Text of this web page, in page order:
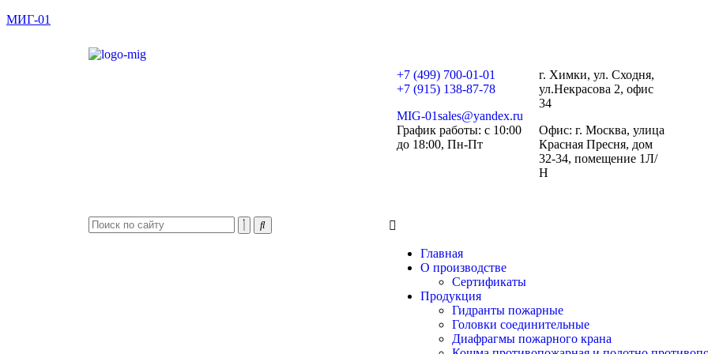
МИГ-01
+7 (499) 700-01-01
+7 (915) 138-87-78
MIG-01sales@yandex.ru
График работы: с 10:00
до 18:00, Пн-Пт
г. Химки, ул. Сходня,
ул.Некрасова 2, офис
34
Офис: г. Москва, улица
Красная Пресня, дом
32-34, помещение 1Л/
Н
Главная
О производстве
Сертификаты
Продукция
Гидранты пожарные
Головки соединительные
Диафрагмы пожарного крана